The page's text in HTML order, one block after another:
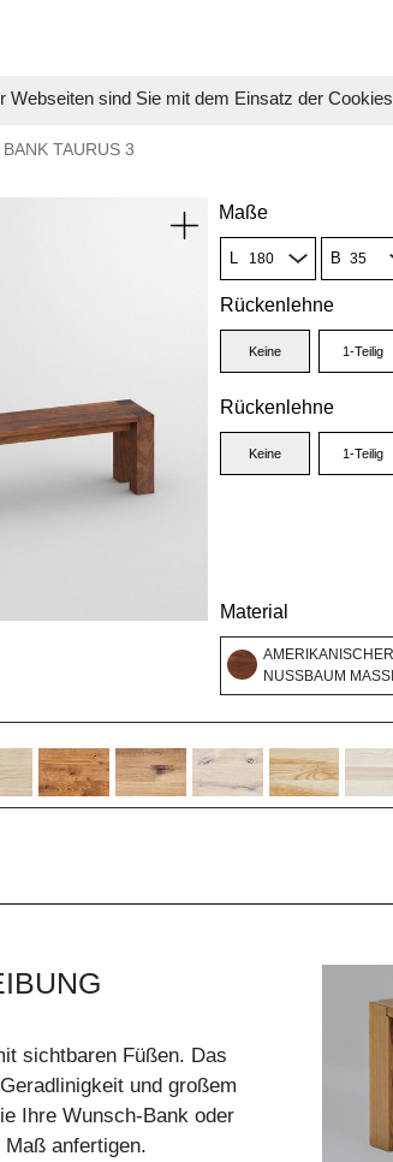
sind Sie mit dem Einsatz der
BANK TAURUS 3
Maße
L B
Rückenlehne
Keine 1-Teilig
Rückenlehne
Keine 1-Teilig
Material
AMERIKANISCHER
NUSSBAUM
sichtbaren Füßen. Das
und großem
Ihre Wunsch-Bank oder
anfertigen.